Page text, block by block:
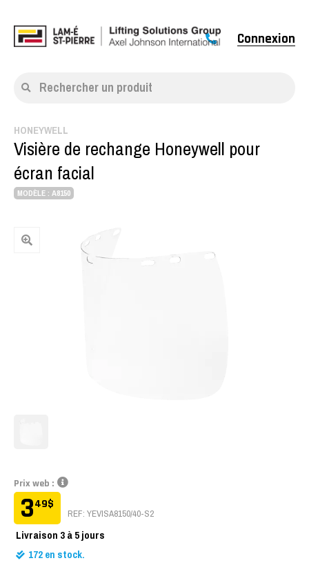
Rechercher un produit
Connexion
HONEYWELL
Visière de rechange Honeywell pour
écran facial
MODÈLE : A8150
Prix web :
349$
REF: YEVISA8150/40-S2
Livraison3 à 5 jours
172en stock.